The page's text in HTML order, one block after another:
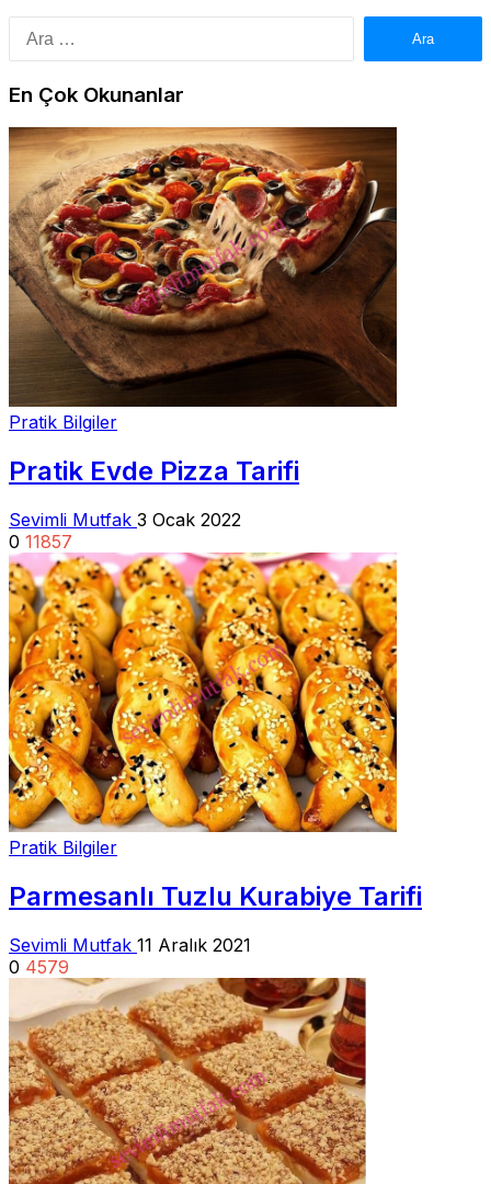
En Çok Okunanlar
Pratik Bilgiler
Pratik Evde Pizza Tarifi
Sevimli Mutfak 3 Ocak 2022
0 11857
Pratik Bilgiler
Parmesanlı Tuzlu Kurabiye Tarifi
Sevimli Mutfak 11 Aralık 2021
0 4579